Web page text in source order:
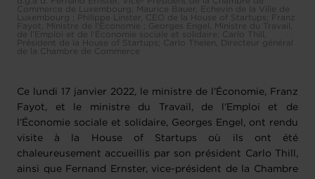
Commerce de Luxembourg; Maurice Bauer, Echevin de la Ville de
Luxembourg ; Philippe Linster, CEO de la House of Startups; Franz
Fayot, Ministre de l'Économie ; Georges Engel, Ministre du Travail,
de l’Emploi et de l’Économie sociale et solidaire; Carlo Thill,
Président de la House of Startups; Carlo Thelen, Directeur général
de la Chambre de Commerce
Ce lundi 17 janvier 2022, le ministre de l’Économie, Franz
Fayot, et le ministre du Travail, de l’Emploi et de
l’Économie sociale et solidaire, Georges Engel, ont rendu
visite à la House of Startups où ils ont été
chaleureusement accueillis par son président Carlo Thill,
ainsi que Fernand Ernster, vice-président de la Chambre